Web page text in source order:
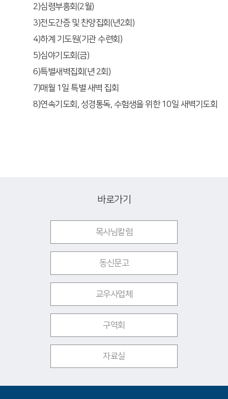
2)심령부흥회(2월)
3)전도간증 및 찬양집회(년2회)
4)하계 기도원(기관 수련회)
5)심야기도회(금)
6)특별새벽집회(년 2회)
7)매월 1일 특별 새벽 집회
8)연속기도회, 성경통독, 수험생을 위한 10일 새벽기도회
바로가기
목사님칼럼
동신문고
교우사업체
구역회
자료실